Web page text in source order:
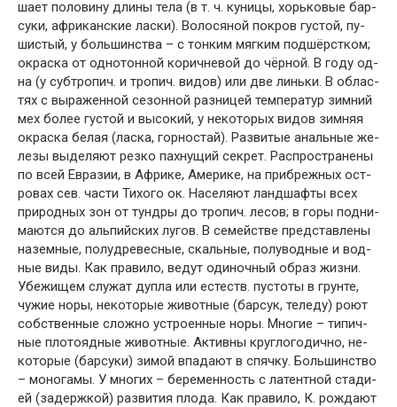
ша­ет по­ло­ви­ну дли­ны те­ла (в т. ч. ку­ни­цы, хорь­ко­вые бар­
су­ки, аф­ри­кан­ские лас­ки). Во­ло­ся­ной по­кров гус­той, пу­
ши­стый, у боль­шин­ст­ва – с тон­ким мяг­ким под­шёр­ст­ком;
ок­ра­ска от од­но­тон­ной ко­рич­не­вой до чёр­ной. В го­ду од­
на (у суб­тро­пич. и тро­пич. ви­дов) или две линь­ки. В об­лас­
тях с вы­ра­жен­ной се­зон­ной раз­ни­цей тем­пе­ра­тур зим­ний
мех бо­лее гус­той и вы­со­кий, у не­ко­то­рых ви­дов зим­няя
ок­ра­ска бе­лая (лас­ка, гор­но­стай). Раз­ви­тые аналь­ные же­
ле­зы вы­де­ля­ют рез­ко пах­ну­щий сек­рет. Рас­про­стра­не­ны
по всей Ев­ра­зии, в Аф­ри­ке, Аме­ри­ке, на при­бреж­ных ост­
ро­вах сев. час­ти Ти­хо­го ок. На­се­ля­ют ланд­шаф­ты всех
при­род­ных зон от тун­д­ры до тро­пич. ле­сов; в го­ры под­ни­
ма­ют­ся до аль­пий­ских лу­гов. В се­мей­ст­ве пред­став­ле­ны
на­зем­ные, по­лу­дре­вес­ные, скаль­ные, по­лу­вод­ные и вод­
ные ви­ды. Как пра­ви­ло, ве­дут оди­ноч­ный об­раз жиз­ни.
Убе­жи­щем слу­жат ду­п­ла или ес­теств. пус­то­ты в грун­те,
чу­жие но­ры, не­ко­то­рые жи­вот­ные (бар­сук, те­ле­ду) ро­ют
соб­ст­вен­ные слож­но уст­ро­ен­ные но­ры. Мно­гие – ти­пич­
ные пло­то­яд­ные жи­вот­ные. Ак­тив­ны круг­ло­го­дич­но, не­
ко­то­рые (бар­су­ки) зи­мой впа­да­ют в спяч­ку. Боль­шин­ст­во
– мо­но­га­мы. У мно­гих – бе­ре­мен­ность с ла­тент­ной ста­ди­
ей (за­держ­кой) раз­ви­тия пло­да. Как пра­ви­ло, К. ро­ж­да­ют